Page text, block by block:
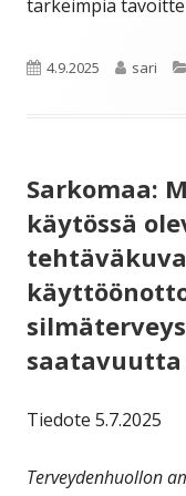
tärkeimpiä
Julkaistu
4.9.2025 sari
Sarkomaa:
käytössä
saatavuutta
Tiedote 5.7.2025
Terveydenhuollon